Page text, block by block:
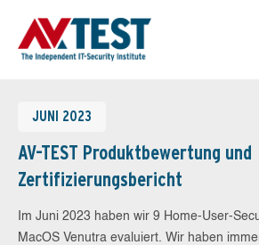
JUNI 2023
AV-TEST Produktbewertung und
Zertifizierungsbericht
Im Juni 2023 haben wir 9 Home-User-
MacOS Venutra evaluiert. Wir haben